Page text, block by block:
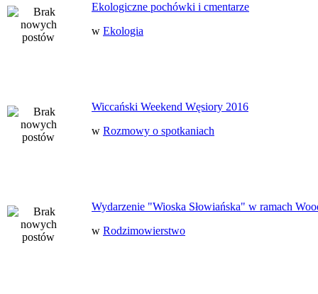
Ekologiczne pochówki i cmentarze
w Ekologia
Wiccański Weekend Węsiory 2016
w Rozmowy o spotkaniach
Wydarzenie "Wioska Słowiańska" w ramach
w Rodzimowierstwo